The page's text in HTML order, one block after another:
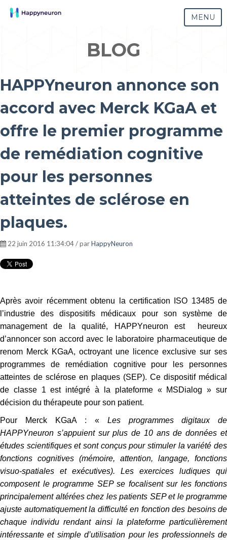
MENU
BLOG
HAPPYneuron annonce son
accord avec Merck KGaA et
offre le premier programme
de remédiation cognitive
pour les personnes
atteintes de sclérose en
plaques.
22 juin 2016 11:34:04 / parHappyNeuron
Après avoir récemment obtenu la certification ISO 13485 de
l’industrie des dispositifs médicaux pour son système de
management de la qualité, HAPPYneuron est heureux
d’annoncer son accord avec le laboratoire pharmaceutique de
renom Merck KGaA, octroyant une licence exclusive sur ses
programmes de remédiation cognitive pour les personnes
atteintes de sclérose en plaques (SEP). Ce dispositif médical
de classe 1 est intégré à la plateforme « MSDialog » sur
décision du thérapeute pour son patient.
Pour Merck KGaA : « Les programmes digitaux de
HAPPYneuron s’appuient sur plus de 10 ans de données et
études scientifiques et sont conçus pour stimuler la variété des
fonctions cognitives (mémoire, attention, langage, fonctions
visuo-spatiales et exécutives). Les exercices ludiques qui
composent le programme SEP se focalisent sur les fonctions
principalement altérées chez les patients SEP et le programme
ajuste automatiquement la difficulté en fonction des besoins de
chaque individu rendant ainsi la plateforme particulièrement
intéressante et simple d’utilisation pour les professionnels de